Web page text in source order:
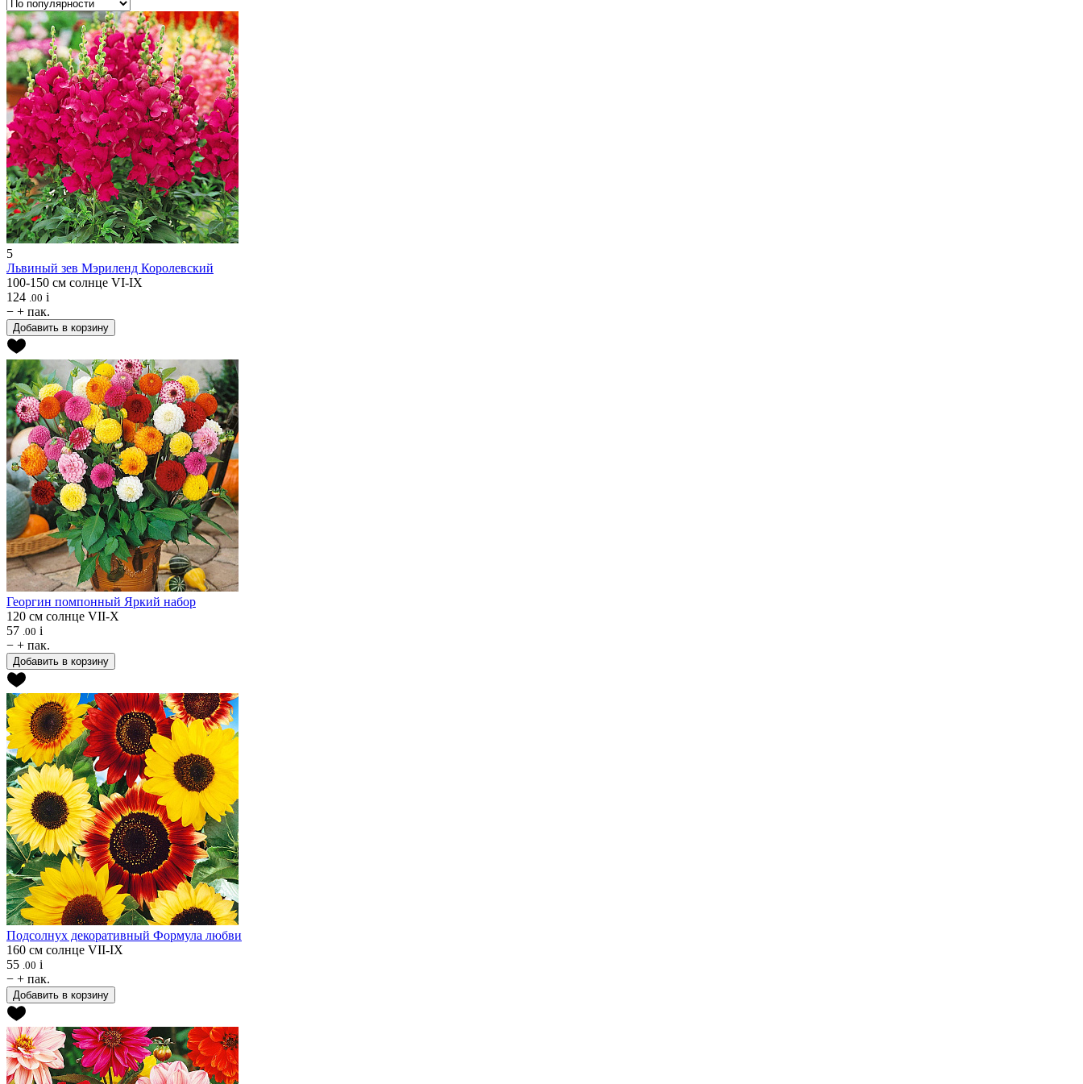
5
Львиный зев Мэриленд Королевский
100-150 см солнце VI-IX
124 .00 i
− + пак.
Добавить в корзину
Георгин помпонный Яркий набор
120 см солнце VII-X
57 .00 i
− + пак.
Добавить в корзину
Подсолнух декоративный Формула любви
160 см солнце VII-IX
55 .00 i
− + пак.
Добавить в корзину